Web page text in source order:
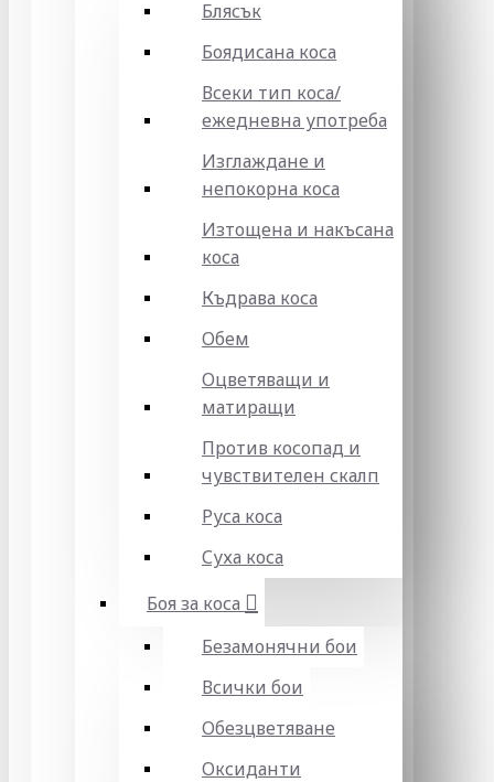
Блясък
Боядисана коса
Всеки тип коса/
ежедневна употреба
Изглаждане и
непокорна коса
Изтощена и накъсана
коса
Къдрава коса
Обем
Оцветяващи и
матиращи
Против косопад и
чувствителен скалп
Руса коса
Суха коса
Боя за коса
Безамонячни бои
Всички бои
Обезцветяване
Оксиданти